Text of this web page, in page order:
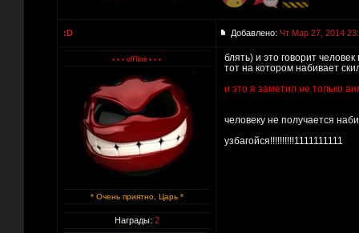
:D Добавлено: Чт Мар 27, 2014
* Очень приятно, Царь *
Награды: 2
блять) и это говорит
тот на котором набивает
и это я заметил не только
человеку не получается
узбагойся!!!!!!!!!!1111111111